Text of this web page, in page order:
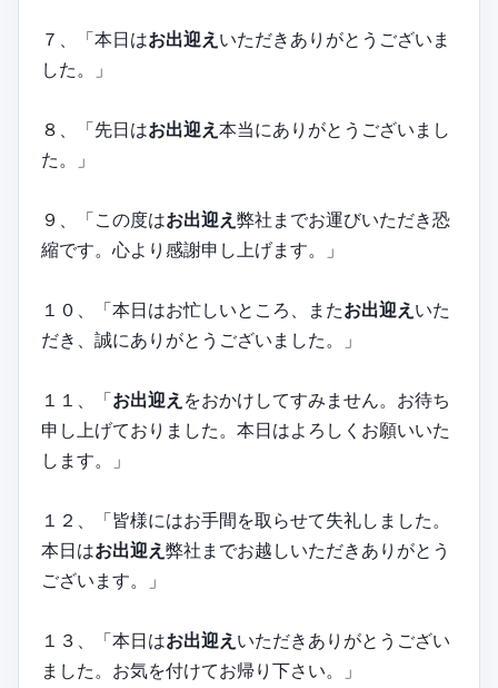
７、「本日はお出迎え いただきありがとうございま
した。」
８、「先日はお出迎え 本当にありがとうございまし
た。」
９、「この度はお出迎え 弊社までお運びいただき恐
縮です。心より感謝申し上げます。」
１０、「本日はお忙しいところ、またお出迎え いた
だき、誠にありがとうございました。」
１１、「お出迎え をおかけしてすみません。お待ち
申し上げておりました。本日はよろしくお願いいた
します。」
１２、「皆様にはお手間を取らせて失礼しました。
本日はお出迎え 弊社までお越しいただきありがとう
ございます。」
１３、「本日はお出迎え いただきありがとうござい
ました。お気を付けてお帰り下さい。」